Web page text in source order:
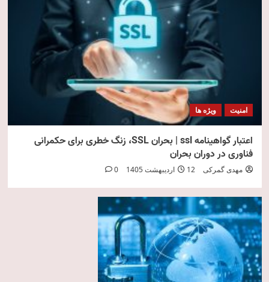
امنیت ویژه ها
اعتبار گواهینامه ssl | بحران SSL، زنگ خطری برای حکمرانی
فناوری در دوران بحران
مهدی گمرکی 12 اردیبهشت 1405 0